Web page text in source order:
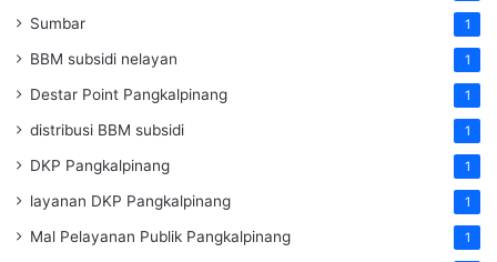
Sumbar 1
BBM subsidi nelayan 1
Destar Point Pangkalpinang 1
distribusi BBM subsidi 1
DKP Pangkalpinang 1
layanan DKP Pangkalpinang 1
Mal Pelayanan Publik Pangkalpinang 1